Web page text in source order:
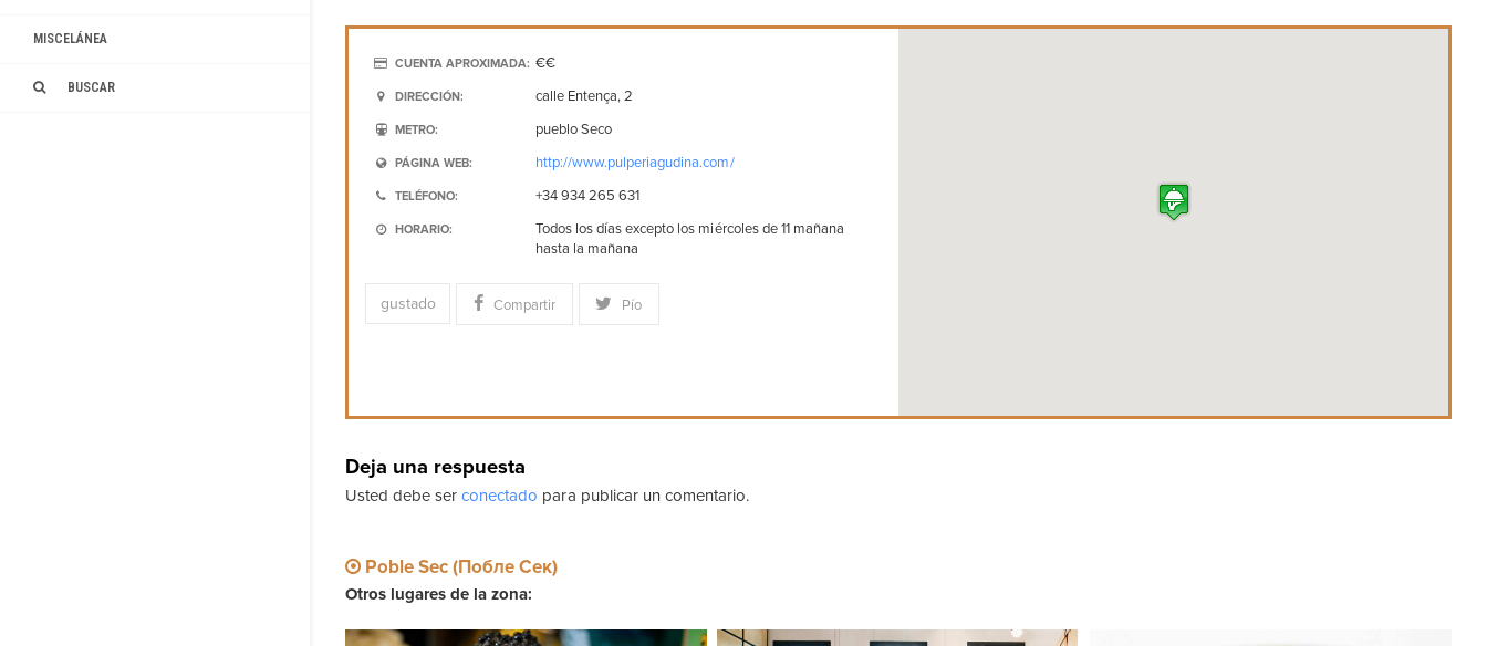
MISCELÁNEA
BUSCAR
CUENTA APROXIMADA: €€
DIRECCIÓN: calle Entença, 2
METRO: pueblo Seco
PÁGINA WEB: http://www.pulperiagudina.com/
TELÉFONO: +34 934 265 631
HORARIO:
Todos los días excepto los miércoles de 11 mañana
hasta la mañana
gustado Compartir Pío
Deja una respuesta
Usted debe serconectado para publicar un comentario.
Poble Sec (Побле Сек)
Otros lugares de la zona: